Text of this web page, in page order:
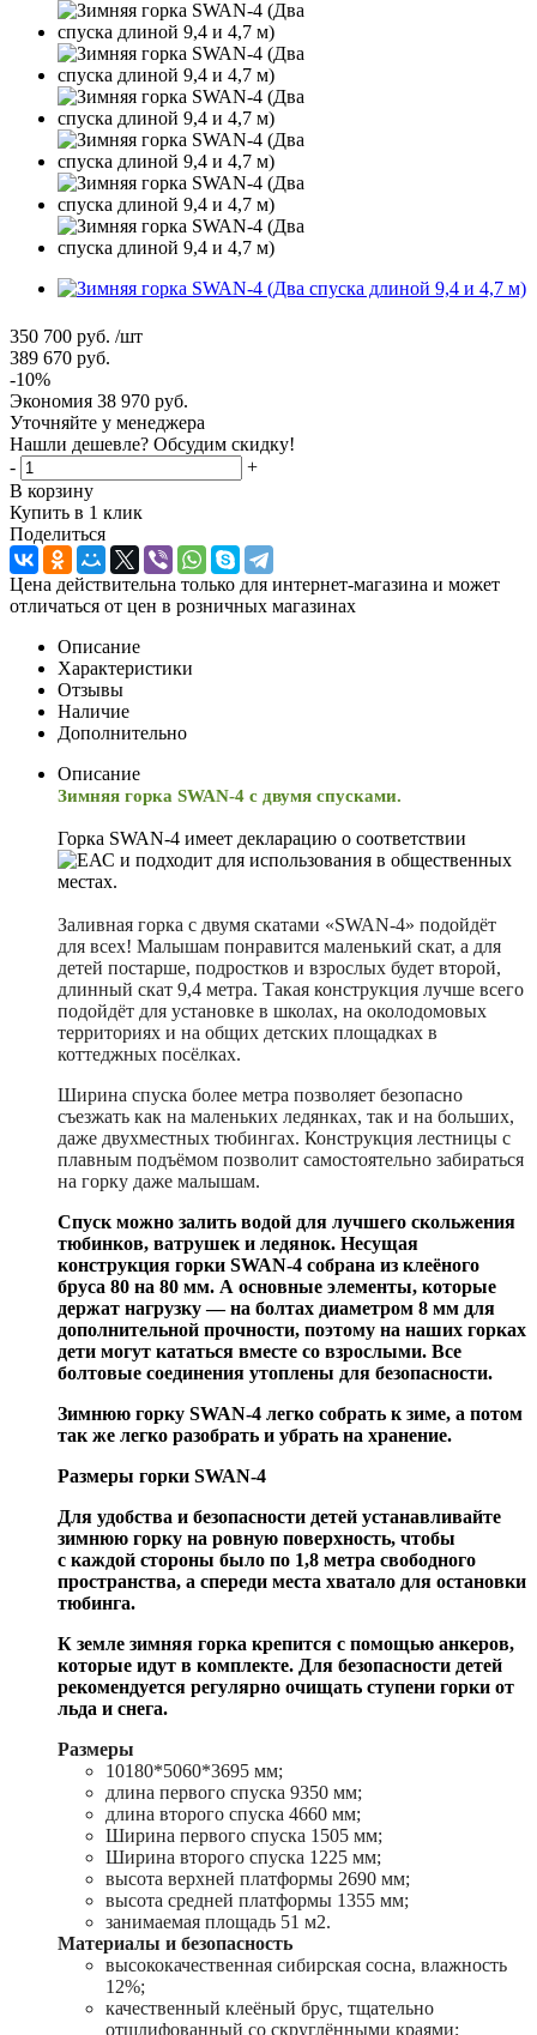
350 700 руб. /шт
389 670 руб.
-10%
Экономия 38 970 руб.
Уточняйте у менеджера
Нашли дешевле? Обсудим скидку!
-
+
В корзину
Купить в 1 клик
Поделиться
Цена действительна только для интернет-магазина и может
отличаться от цен в розничных магазинах
Описание
Характеристики
Отзывы
Наличие
Дополнительно
Описание
Зимняя горка SWAN-4 с двумя спусками.
Горка SWAN-4 имеет декларацию о соответствии
и подходит для использования в общественных
местах.
Заливная горка с двумя скатами «SWAN-4» подойдёт
для всех! Малышам понравится маленький скат, а для
детей постарше, подростков и взрослых будет второй,
длинный скат 9,4 метра. Такая конструкция лучше всего
подойдёт для установке в школах, на околодомовых
территориях и на общих детских площадках в
коттеджных посёлках.
Ширина спуска более метра позволяет безопасно
съезжать как на маленьких ледянках, так и на больших,
даже двухместных тюбингах. Конструкция лестницы с
плавным подъёмом позволит самостоятельно забираться
на горку даже малышам.
Спуск можно залить водой для лучшего скольжения
тюбинков, ватрушек и ледянок. Несущая
конструкция горки SWAN-4 собрана из клеёного
бруса 80 на 80 мм. А основные элементы, которые
держат нагрузку — на болтах диаметром 8 мм для
дополнительной прочности, поэтому на наших горках
дети могут кататься вместе со взрослыми. Все
болтовые соединения утоплены для безопасности.
Зимнюю горку SWAN-4 легко собрать к зиме, а потом
так же легко разобрать и убрать на хранение.
Размеры горки SWAN-4
Для удобства и безопасности детей устанавливайте
зимнюю горку на ровную поверхность, чтобы
с каждой стороны было по 1,8 метра свободного
пространства, а спереди места хватало для остановки
тюбинга.
К земле зимняя горка крепится с помощью анкеров,
которые идут в комплекте. Для безопасности детей
рекомендуется регулярно очищать ступени горки от
льда и снега.
Размеры
10180*5060*3695 мм;
длина первого спуска 9350 мм;
длина второго спуска 4660 мм;
Ширина первого спуска 1505 мм;
Ширина второго спуска 1225 мм;
высота верхней платформы 2690 мм;
высота средней платформы 1355 мм;
занимаемая площадь 51 м2.
Материалы и безопасность
высококачественная сибирская сосна, влажность
12%;
качественный клеёный брус, тщательно
отшлифованный со скруглёнными краями;